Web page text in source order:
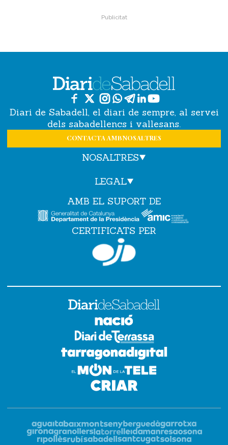
Diari de Sabadell, el diari de sempre, al servei
dels sabadellencs i vallesans.
CONTACTA AMB NOSALTRES
NOSALTRES
LEGAL
AMB EL SUPORT DE
CERTIFICATS PER